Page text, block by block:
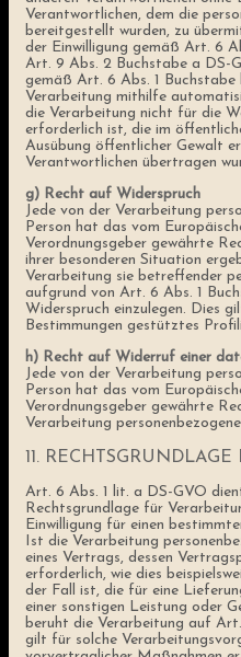
Verantwortlichen, dem die
bereitgestellt wurden, zu
der Einwilligung gemäß Art. 6
Art. 9 Abs. 2 Buchstabe a DS-
gemäß Art. 6 Abs. 1
Verarbeitung mithilfe
die Verarbeitung nicht für die
erforderlich ist, die im
Ausübung öffentlicher Gewalt
Verantwortlichen übertragen
g) Recht auf Widerspruch
Jede von der Verarbeitung
Person hat das vom
Verordnungsgeber gewährte
ihrer besonderen Situation
Verarbeitung sie betreffender
aufgrund von Art. 6 Abs. 1
Widerspruch einzulegen. Dies
Bestimmungen gestütztes
h) Recht auf Widerruf einer
Jede von der Verarbeitung
Person hat das vom
Verordnungsgeber gewährte
Verarbeitung
11.
Art. 6 Abs. 1 lit. a DS-GVO
Rechtsgrundlage für
Einwilligung für einen
Ist die Verarbeitung
eines Vertrags, dessen
erforderlich, wie dies
der Fall ist, die für eine
einer sonstigen Leistung oder
beruht die Verarbeitung auf
gilt für solche